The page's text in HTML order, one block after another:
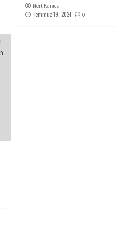
Mert Karaca
Temmuz 19, 2024 0